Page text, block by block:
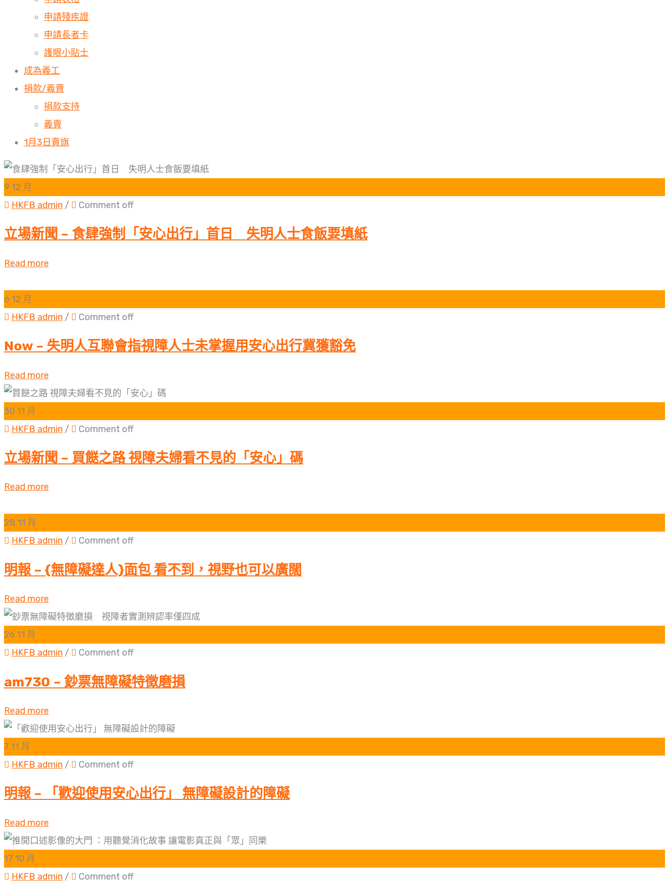
申請殘疾證
申請長者卡
護眼小貼士
成為義工
捐款/義賣
捐款支持
義賣
1月3日賣旗
9 12 月
HKFB admin / Comment off
立場新聞 – 食肆強制「安心出行」首日 失明人士食飯要填紙
Read more
6 12 月
HKFB admin / Comment off
Now – 失明人互聯會指視障人士未掌握用安心出行冀獲豁免
Read more
30 11 月
HKFB admin / Comment off
立場新聞 – 買餸之路 視障夫婦看不見的「安心」碼
Read more
28 11 月
HKFB admin / Comment off
明報 – {無障礙達人}面包 看不到，視野也可以廣闊
Read more
26 11 月
HKFB admin / Comment off
am730 – 鈔票無障礙特徵磨損
Read more
7 11 月
HKFB admin / Comment off
明報 – 「歡迎使用安心出行」 無障礙設計的障礙
Read more
17 10 月
HKFB admin / Comment off